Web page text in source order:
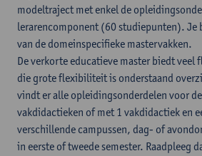
modeltraject met enkel de
lerarencomponent (60 studiepunten). Je
van de domeinspecifieke mastervakken.
De verkorte educatieve master biedt
die grote flexibiliteit is onderstaand
vindt er alle opleidingsonderdelen voor
vakdidactieken of met 1 vakdidactiek en
verschillende campussen, dag- of
in eerste of tweede semester. Raadpleeg